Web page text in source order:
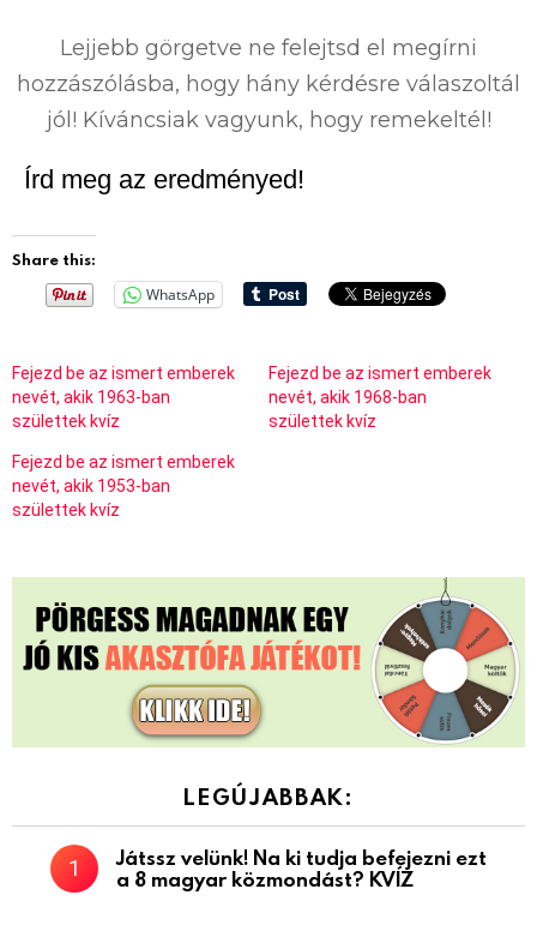
Lejjebb görgetve ne felejtsd el megírni
hozzászólásba, hogy hány kérdésre válaszoltál
jól! Kíváncsiak vagyunk, hogy remekeltél!
Írd meg az eredményed!
Share this:
WhatsApp
Fejezd be az ismert emberek
nevét, akik 1963-ban
születtek kvíz
Fejezd be az ismert emberek
nevét, akik 1968-ban
születtek kvíz
Fejezd be az ismert emberek
nevét, akik 1953-ban
születtek kvíz
LEGÚJABBAK:
Játssz velünk! Na ki tudja befejezni ezt
a 8 magyar közmondást? KVÍZ